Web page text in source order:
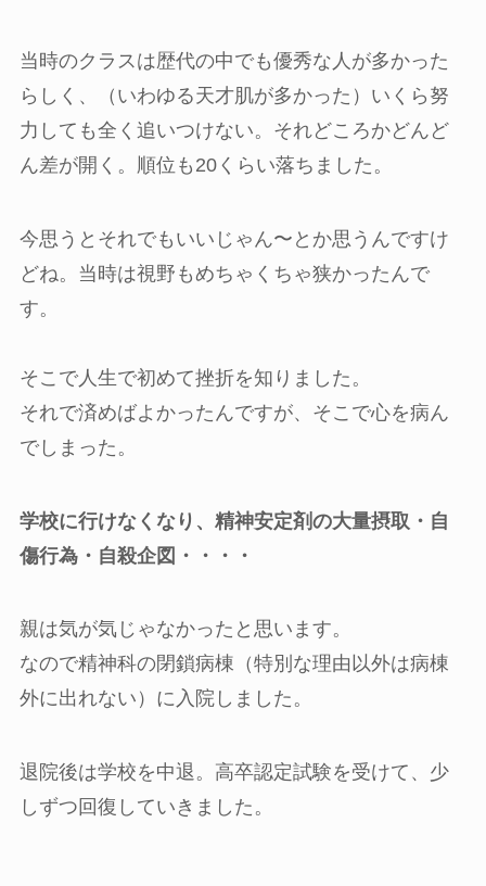
当時のクラスは歴代の中でも優秀な人が多かった
らしく、（いわゆる天才肌が多かった）いくら努
力しても全く追いつけない。それどころかどんど
ん差が開く。順位も20くらい落ちました。
今思うとそれでもいいじゃん〜とか思うんですけ
どね。当時は視野もめちゃくちゃ狭かったんで
す。
そこで人生で初めて挫折を知りました。
それで済めばよかったんですが、そこで心を病ん
でしまった。
学校に行けなくなり、精神安定剤の大量摂取・自
傷行為・自殺企図・・・・
親は気が気じゃなかったと思います。
なので精神科の閉鎖病棟（特別な理由以外は病棟
外に出れない）に入院しました。
退院後は学校を中退。高卒認定試験を受けて、少
しずつ回復していきました。